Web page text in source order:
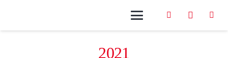
2021